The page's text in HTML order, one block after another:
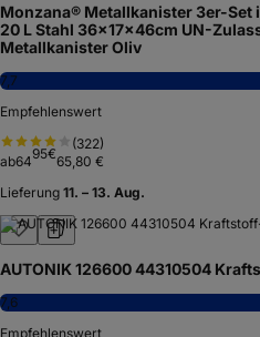
Monzana® Metallkanister 3er-
20 L Stahl 36x17x46cm UN-
Metallkanister Oliv
7,7
Empfehlenswert
(322)
ab6495€65,80 €
Lieferung 11. – 13. Aug.
AUTONIK 126600 44310504
7,6
Empfehlenswert